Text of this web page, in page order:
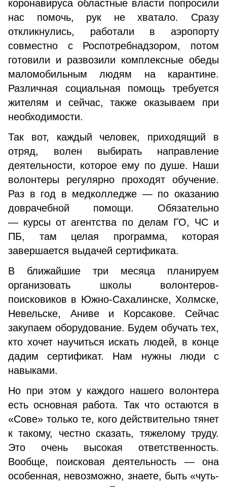
коронавируса областные власти попросили
нас помочь, рук не хватало. Сразу
откликнулись, работали в аэропорту
совместно с Роспотребнадзором, потом
готовили и развозили комплексные обеды
маломобильным людям на карантине.
Различная социальная помощь требуется
жителям и сейчас, также оказываем при
необходимости.
Так вот, каждый человек, приходящий в
отряд, волен выбирать направление
деятельности, которое ему по душе. Наши
волонтеры регулярно проходят обучение.
Раз в год в медколледже — по оказанию
доврачебной помощи. Обязательно
— курсы от агентства по делам ГО, ЧС и
ПБ, там целая программа, которая
завершается выдачей сертификата.
В ближайшие три месяца планируем
организовать школы волонтеров-
поисковиков в Южно-Сахалинске, Холмске,
Невельске, Аниве и Корсакове. Сейчас
закупаем оборудование. Будем обучать тех,
кто хочет научиться искать людей, в конце
дадим сертификат. Нам нужны люди с
навыками.
Но при этом у каждого нашего волонтера
есть основная работа. Так что остаются в
«Сове» только те, кого действительно тянет
к такому, честно сказать, тяжелому труду.
Это очень высокая ответственность.
Вообще, поисковая деятельность — она
особенная, невозможно, знаете, быть «чуть-